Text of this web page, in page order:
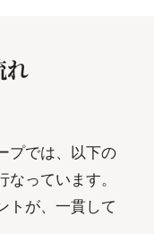
れ
プでは、以下の
っています。
トが、一貫して